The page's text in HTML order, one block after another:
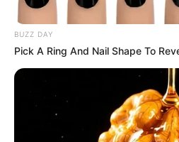
BUZZ DAY
Pick A Ring And Nail Shape To